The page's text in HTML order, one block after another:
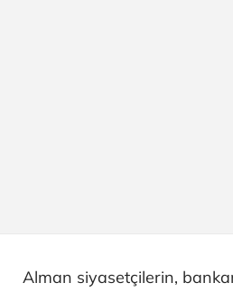
Alman siyasetçilerin,